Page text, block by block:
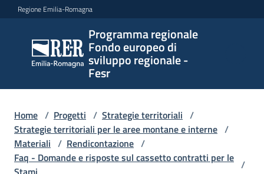
Vai al contenuto
Vai alla navigazione
Vai al footer
Regione Emilia-Romagna
Programma regionale
Fondo europeo di
sviluppo regionale -
Fesr
Programma
regionale
Fondo
europeo di
regionale -
Fesr
Home / Progetti / Strategie territoriali /
Strategie territoriali per le aree montane e interne /
Materiali / Rendicontazione /
Faq - Domande e risposte sul cassetto contratti per le /